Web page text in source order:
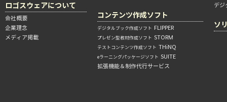
ロゴスウェアについて
会社概要
企業理念
メディア掲載
コンテンツ作成ソフト
デジタルブック作成ソフト FLIPPER
プレゼン型教材作成ソフト STORM
テストコンテンツ作成ソフト THiNQ
eラーニングパッケージソフト SUITE
拡張機能＆制作代行サービス
デジ
ソ